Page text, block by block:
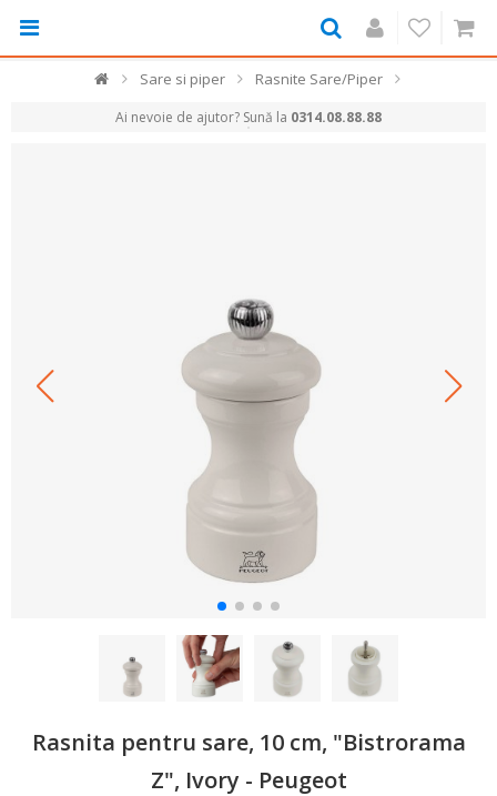
Sare si piper Rasnite Sare/Piper
Ai nevoie de ajutor? Sună la 0314.08.88.88
Rasnita pentru sare, 10 cm, "Bistrorama
Z", Ivory - Peugeot